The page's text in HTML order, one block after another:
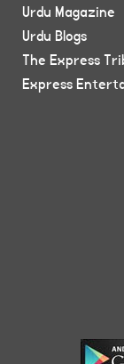
Urdu Magazine
Urdu Blogs
The Express
Express